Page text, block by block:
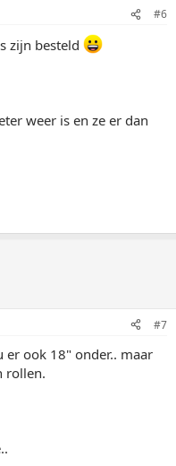
#6
zijn besteld
weer is en ze er dan
#7
er ook 18" onder.. maar
rollen.